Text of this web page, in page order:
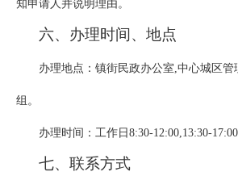
知申请人并说明理由。
六、办理时间、地点
办理地点：镇街民政办公室,中心城区管
组。
办理时间：工作日8:30-12:00,13:30-17:00
七、联系方式